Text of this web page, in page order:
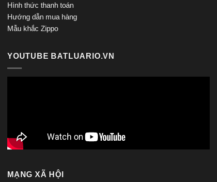
Hình thức thanh toán
Hướng dẫn mua hàng
Mẫu khắc Zippo
YOUTUBE BATLUARIO.VN
MẠNG XÃ HỘI